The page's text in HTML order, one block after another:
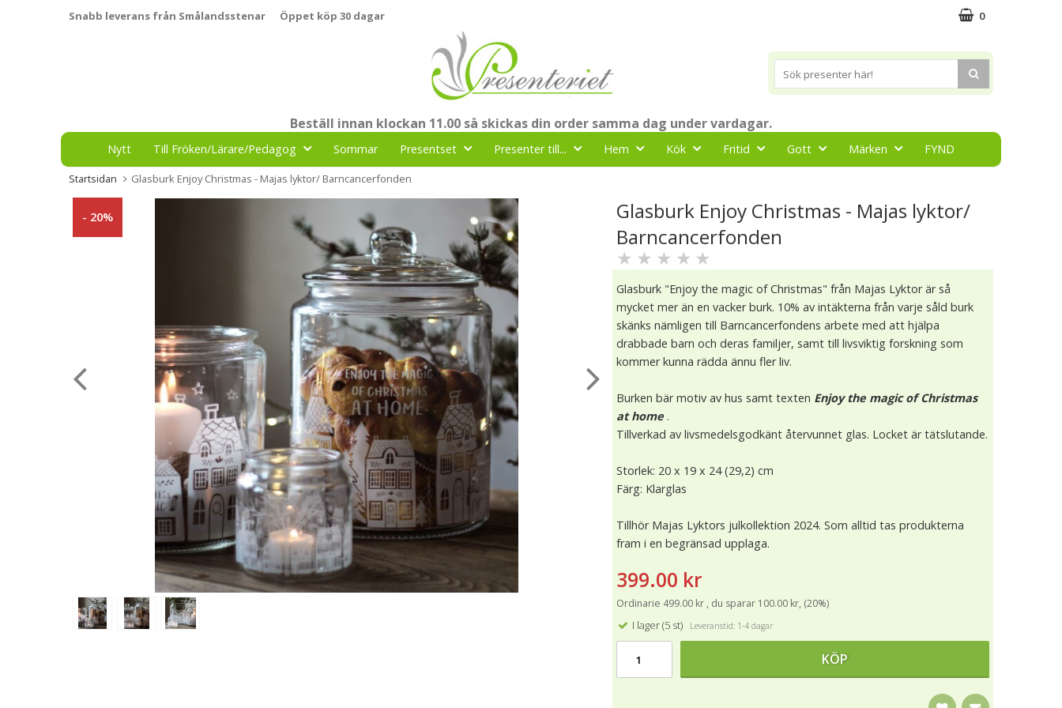
Snabb leverans från Smålandsstenar Öppet köp 30 dagar 0
Beställ innan klockan 11.00 så skickas din order samma dag under vardagar.
Nytt Till Fröken/Lärare/Pedagog Sommar Presentset Presenter till... Hem Kök Fritid Gott Märken FYND
Startsidan Glasburk Enjoy Christmas - Majas lyktor/ Barncancerfonden
- 20%
Glasburk Enjoy Christmas - Majas lyktor/
Barncancerfonden
★ ★ ★ ★ ★
Glasburk "Enjoy the magic of Christmas" från Majas Lyktor är så
mycket mer än en vacker burk. 10% av intäkterna från varje såld burk
skänks nämligen till Barncancerfondens arbete med att hjälpa
drabbade barn och deras familjer, samt till livsviktig forskning som
kommer kunna rädda ännu fler liv.
Burken bär motiv av hus samt texten Enjoy the magic of Christmas
at home .
Tillverkad av livsmedelsgodkänt återvunnet glas. Locket är tätslutande.
Storlek: 20 x 19 x 24 (29,2) cm
Färg: Klarglas
Tillhör Majas Lyktors julkollektion 2024. Som alltid tas produkterna
fram i en begränsad upplaga.
399.00 kr
Ordinarie 499.00 kr , du sparar 100.00 kr, (20%)
I lager (5 st) Leveranstid: 1-4 dagar
KÖP